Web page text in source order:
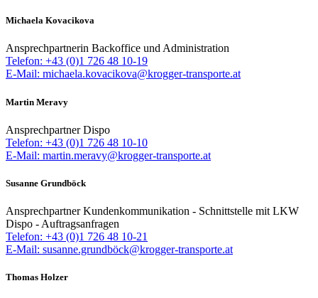
Michaela Kovacikova
Ansprechpartnerin Backoffice und Administration
Telefon: +43 (0)1 726 48 10-19
E-Mail: michaela.kovacikova@krogger-transporte.at
Martin Meravy
Ansprechpartner Dispo
Telefon: +43 (0)1 726 48 10-10
E-Mail: martin.meravy@krogger-transporte.at
Susanne Grundböck
Ansprechpartner Kundenkommunikation - Schnittstelle mit LKW
Dispo - Auftragsanfragen
Telefon: +43 (0)1 726 48 10-21
E-Mail: susanne.grundböck@krogger-transporte.at
Thomas Holzer